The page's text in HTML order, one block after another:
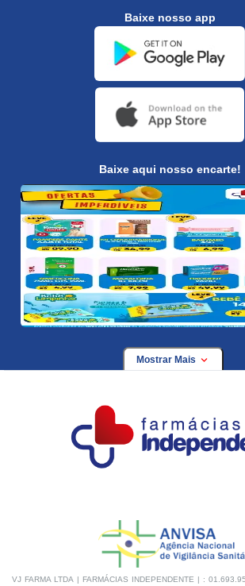
Baixe nosso app
Baixe aqui nosso encarte!
Mostrar Mais
VJ FARMA LTDA | FARMÁCIAS INDEPENDENTE | :